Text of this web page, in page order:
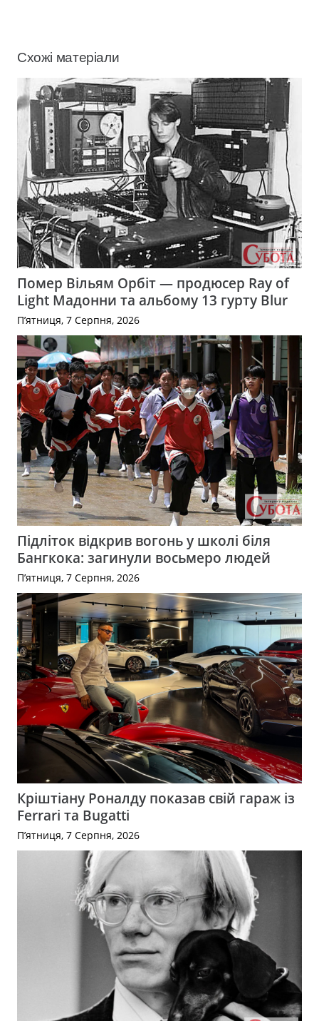
Схожі матеріали
Помер Вільям Орбіт — продюсер Ray of
Light Мадонни та альбому 13 гурту Blur
П’ятниця, 7 Серпня, 2026
Підліток відкрив вогонь у школі біля
Бангкока: загинули восьмеро людей
П’ятниця, 7 Серпня, 2026
Кріштіану Роналду показав свій гараж із
Ferrari та Bugatti
П’ятниця, 7 Серпня, 2026